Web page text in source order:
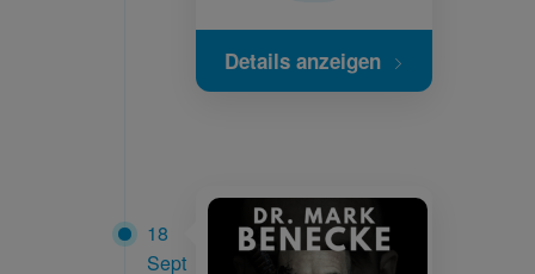
Details anzeigen
18
Sept